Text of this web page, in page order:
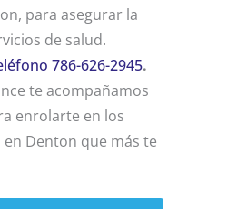
para asegurar la
de salud.
786-626-2945.
te acompañamos
enrolarte en los
Denton que más te